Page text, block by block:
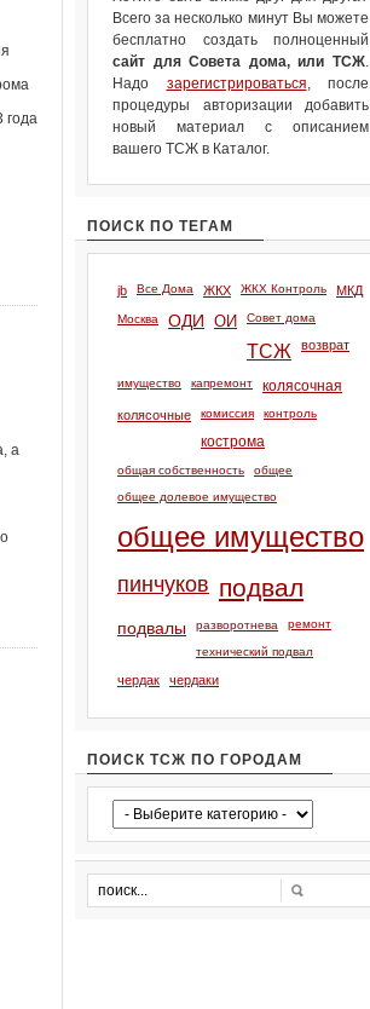
года
а
Всего за несколько минут Вы можете
бесплатно создать полноценный
сайт для Совета дома, или ТСЖ.
Надо зарегистрироваться, после
процедуры авторизации добавить
новый материал с описанием
вашего ТСЖ в Каталог.
ПОИСК ПО ТЕГАМ
jb Все Дома ЖКХ ЖКХ Контроль МКД
Москва ОДИ ОИ Совет дома
ТСЖ возврат
имущество капремонт колясочная
колясочные комиссия контроль
кострома
общая собственность
общее
общее долевое имущество
общее имущество
пинчуков подвал
подвалы разворотнева ремонт
технический подвал
чердак чердаки
ПОИСК ТСЖ ПО ГОРОДАМ